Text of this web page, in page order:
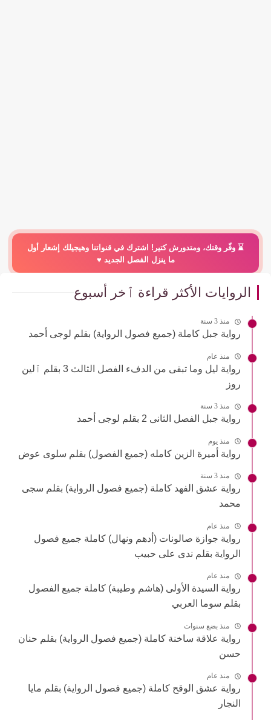
⌛️ وفّر وقتك، ومتدورش كتير! اشترك في قنواتنا وهيجيلك إشعار أول
ما ينزل الفصل الجديد ♥️
الروايات الأكثر قراءة ٱخر أسبوع
منذ 3 سنة
رواية جبل كاملة (جميع فصول الرواية) بقلم لوجى أحمد
منذ عام
رواية ليل وما تبقى من الدفء الفصل الثالث 3 بقلم ٱلين
روز
منذ 3 سنة
رواية جبل الفصل الثانى 2 بقلم لوجى أحمد
منذ يوم
رواية أميرة الزين كامله (جميع الفصول) بقلم سلوى عوض
منذ 3 سنة
رواية عشق الفهد كاملة (جميع فصول الرواية) بقلم سجى
محمد
منذ عام
رواية جوازة صالونات (أدهم ونهال) كاملة جميع فصول
الرواية بقلم ندى على حبيب
منذ عام
رواية السيدة الأولى (هاشم وطيبة) كاملة جميع الفصول
بقلم سوما العربي
منذ بضع سنوات
رواية علاقة ساخنة كاملة (جميع فصول الرواية) بقلم حنان
حسن
منذ عام
رواية عشق الوقح كاملة (جميع فصول الرواية) بقلم مايا
النجار